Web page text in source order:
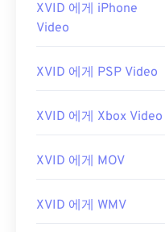
XVID 에게 iPhone
Video
XVID 에게 PSP Video
XVID 에게 Xbox Video
XVID 에게 MOV
XVID 에게 WMV